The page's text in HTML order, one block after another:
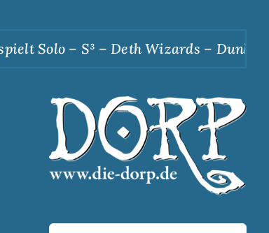
Solo – S³ – Deth Wizards – Dunkle